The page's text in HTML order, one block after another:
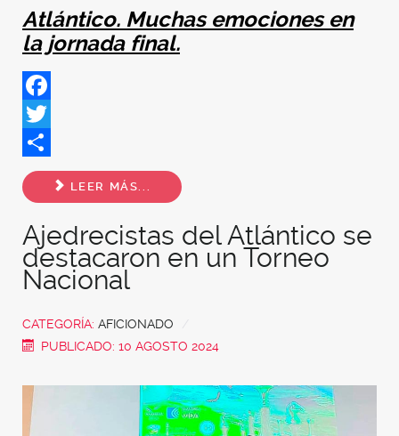
Atlántico. Muchas emociones en
la jornada final.
Facebook
Twitter
Share
LEER MÁS...
Ajedrecistas del Atlántico se
destacaron en un Torneo
Nacional
CATEGORÍA: AFICIONADO
PUBLICADO: 10 AGOSTO 2024